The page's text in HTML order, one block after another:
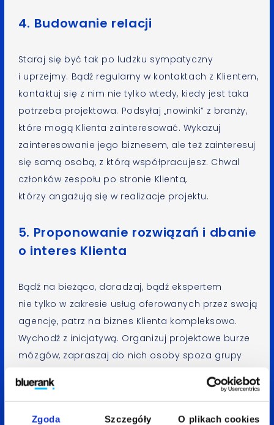
Zgoda Szczegóły O plikach cookies
4. Budowanie relacji
Staraj się być tak po ludzku sympatyczny
i uprzejmy. Bądź regularny w kontaktach z Klientem,
kontaktuj się z nim nie tylko wtedy, kiedy jest taka
potrzeba projektowa. Podsyłaj „nowinki” z branży,
które mogą Klienta zainteresować. Wykazuj
zainteresowanie jego biznesem, ale też zainteresuj
się samą osobą, z którą współpracujesz. Chwal
członków zespołu po stronie Klienta,
którzy angażują się w realizacje projektu.
5. Proponowanie rozwiązań i dbanie
o interes Klienta
Bądź na bieżąco, doradzaj, bądź ekspertem
nie tylko w zakresie usług oferowanych przez swoją
agencję, patrz na biznes Klienta kompleksowo.
Wychodź z inicjatywą. Organizuj projektowe burze
mózgów, zapraszaj do nich osoby spoza grupy
spojrzenie. Zaangażuj się. Sprawdzaj co robi